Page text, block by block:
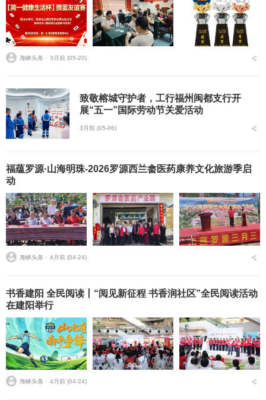
海峡头条 ⋅ 3月前 (05-20)
致敬榕城守护者，工行福州闽都支行开
展“五一”国际劳动节关爱活动
3月前 (05-06)
福蕴罗源·山海明珠-2026罗源西兰畲医药康养文化旅游季启
动
海峡头条 ⋅ 4月前 (04-24)
书香建阳 全民阅读丨“阅见新征程 书香润社区”全民阅读活动
在建阳举行
海峡头条 ⋅ 4月前 (04-24)